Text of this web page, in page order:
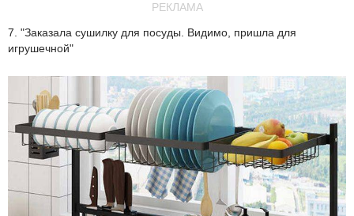
РЕКЛАМА
7. "Заказала сушилку для посуды. Видимо, пришла для
игрушечной"